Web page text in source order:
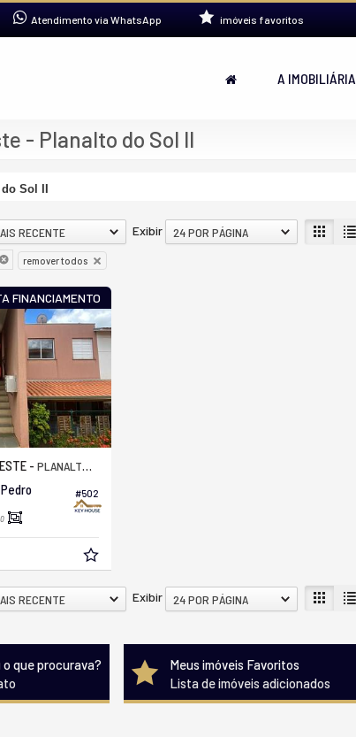
Atendimento via WhatsApp imóveis favoritos
A IMOBILIÁRIA
- Planalto do Sol II
Sol II
Exibir 24 POR PÁGINA
RECENTE
remover todos
FINANCIAMENTO
#502
- PLANALTO DO SOL II
Exibir 24 POR PÁGINA
RECENTE
que procurava?
Meus imóveis Favoritos
Lista de imóveis adicionados